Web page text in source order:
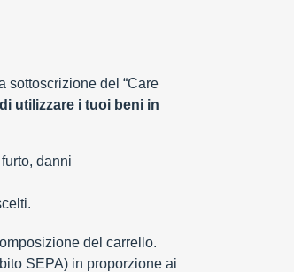
sottoscrizione del “Care
utilizzare i tuoi beni in
danni
del carrello.
SEPA) in proporzione ai